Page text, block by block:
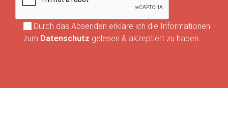
Durch das Absenden erkläre ich die Informationen
zum Datenschutz gelesen & akzeptiert zu haben.